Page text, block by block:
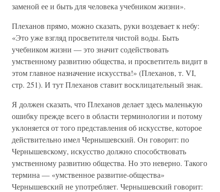
заменой ее и быть для человека учебником жизни».
Плеханов прямо, можно сказать, руки воздевает к небу:
«Это уже взгляд просветителя чистой воды. Быть
учебником жизни — это значит содействовать
умственному развитию общества, и просветитель видит в
этом главное назначение искусства!» (Плеханов, т. VI,
стр. 251). И тут Плеханов ставит восклицательный знак.
Я должен сказать, что Плеханов делает здесь маленькую
ошибку прежде всего в области терминологии и потому
уклоняется от того представления об искусстве, которое
действительно имел Чернышевский. Он говорит: по
Чернышевскому, искусство должно способствовать
умственному развитию общества. Но это неверно. Такого
термина — «умственное развитие-общества»
Чернышевский не употребляет. Чернышевский говорит: